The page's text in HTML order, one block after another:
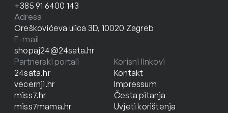
+385 91 6400 143
Adresa
Oreškovićeva ulica 3D, 10020 Zagreb
E-mail
shopaj24@24sata.hr
Partnerski portali
24sata.hr
vecernji.hr
miss7.hr
miss7mama.hr
Korisni linkovi
Kontakt
Impressum
Česta pitanja
Uvjeti korištenja